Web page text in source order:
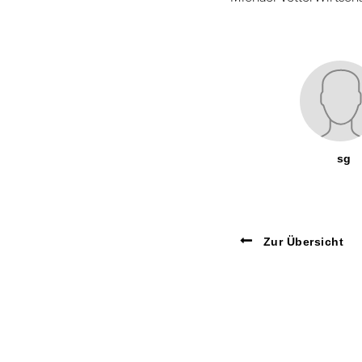
sg
Zur Übersicht